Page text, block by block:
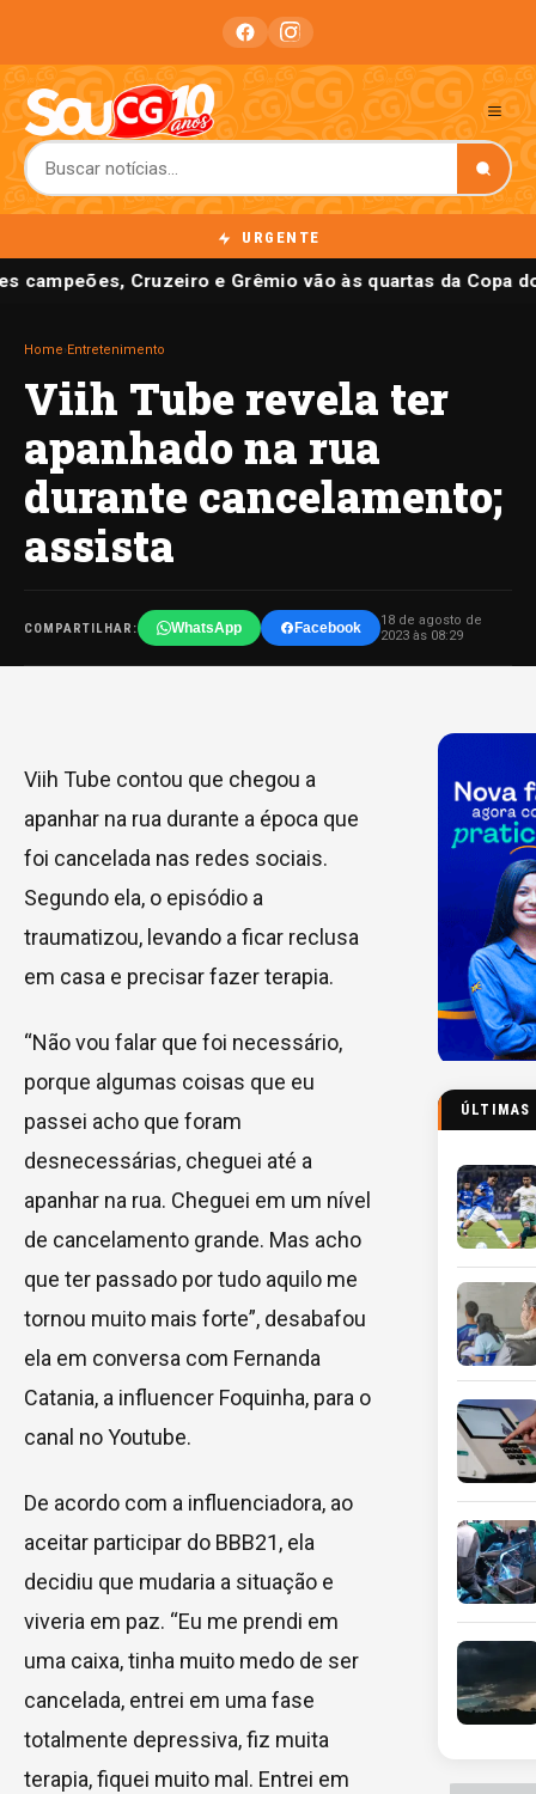
URGENTE
campeões, Cruzeiro e Grêmio vão às quartas da Copa
Home Entretenimento
Viih Tube revela ter
apanhado na rua
durante cancelamento;
assista
COMPARTILHAR: WhatsApp Facebook
18 de agosto de
2023 às 08:29
Viih Tube contou que chegou a
apanhar na rua durante a época que
foi cancelada nas redes sociais.
Segundo ela, o episódio a
traumatizou, levando a ficar reclusa
em casa e precisar fazer terapia.
“Não vou falar que foi necessário,
porque algumas coisas que eu
passei acho que foram
desnecessárias, cheguei até a
apanhar na rua. Cheguei em um nível
de cancelamento grande. Mas acho
que ter passado por tudo aquilo me
tornou muito mais forte”, desabafou
ela em conversa com Fernanda
Catania, a influencer Foquinha, para o
canal no Youtube.
De acordo com a influenciadora, ao
aceitar participar do BBB21, ela
decidiu que mudaria a situação e
viveria em paz. “Eu me prendi em
uma caixa, tinha muito medo de ser
cancelada, entrei em uma fase
totalmente depressiva, fiz muita
terapia, fiquei muito mal. Entrei em